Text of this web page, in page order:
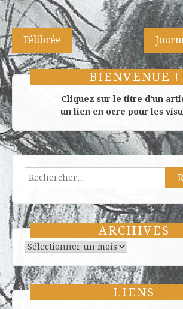
Navigation
de
l’article
Félibrée
BIENVENUE !
Cliquez sur le titre d’un
un lien en ocre pour les
Rechercher :
ARCHIVES
Archives
LIENS